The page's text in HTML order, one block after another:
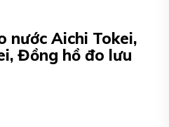
nước Aichi Tokei,
Đồng hồ đo lưu